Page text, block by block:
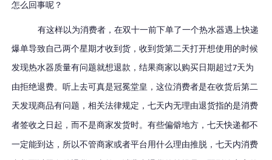
怎么回事呢？
有这样以为消费者，在双十一前下单了一个热水器遇上快递
爆单导致自己两个星期才收到货，收到货第二天打开想使用的时候
发现热水器质量有问题就想退款，结果商家以购买日期超过7天为
由拒绝退费。听上去可真是冠冕堂皇，这位消费者是在收货后第二
天发现商品有问题，相关法律规定，七天内无理由退货指的是消费
者签收之日起，而不是商家发货时。有些偏僻地方，七天快递都不
一定能到达，所以不管商家或者平台用什么理由推脱，七天内消费